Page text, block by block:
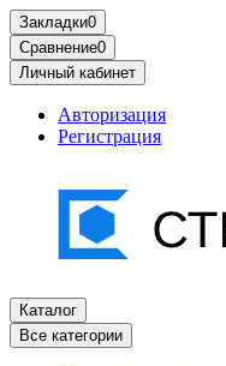
Закладки0
Сравнение0
Личный кабинет
Авторизация
Регистрация
Каталог
Все категории